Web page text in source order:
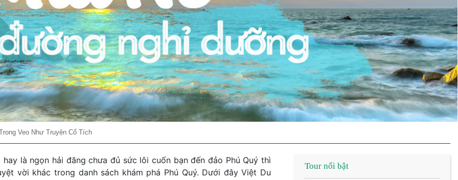
Veo Như Truyện Cổ Tích
là ngọn hải đăng chưa đủ sức lôi cuốn bạn đến đảo Phú Quý thì
vời khác trong danh sách khám phá Phú Quý. Dưới đây Việt Du
Tour nổi bật